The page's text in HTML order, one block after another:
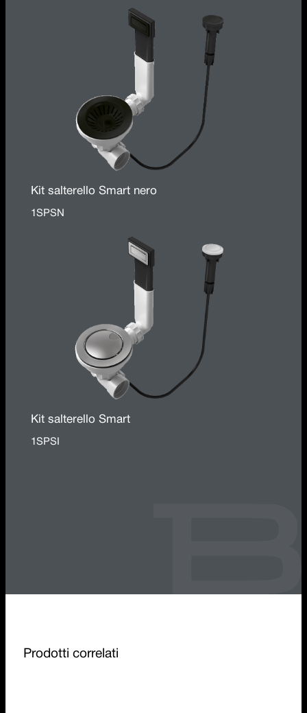
Kit salterello Smart nero
1SPSN
Kit salterello Smart
1SPSI
Prodotti correlati